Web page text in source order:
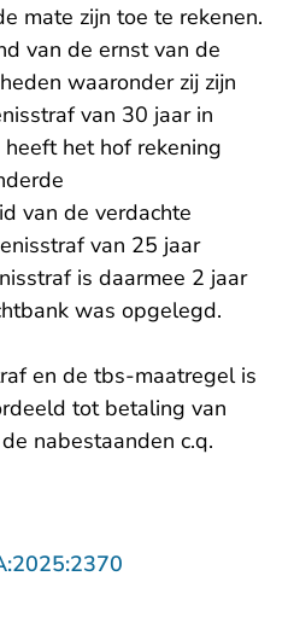
mate zijn toe te rekenen.
van de ernst van de
waaronder zij zijn
van 30 jaar in
het hof rekening
van de verdachte
van 25 jaar
is daarmee 2 jaar
was opgelegd.
en de tbs-maatregel is
tot betaling van
nabestaanden c.q.